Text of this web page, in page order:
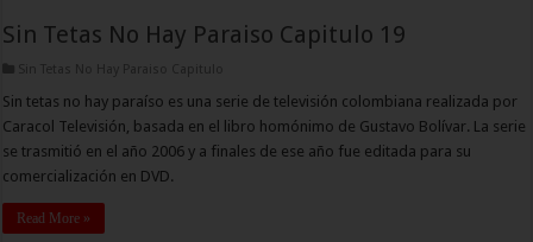
Sin Tetas No Hay Paraiso Capitulo 19
Sin Tetas No Hay Paraiso Capitulo
Sin tetas no hay paraíso es una serie de televisión colombiana realizada por
Caracol Televisión, basada en el libro homónimo de Gustavo Bolívar. La serie
se trasmitió en el año 2006 y a finales de ese año fue editada para su
comercialización en DVD.
Read More »